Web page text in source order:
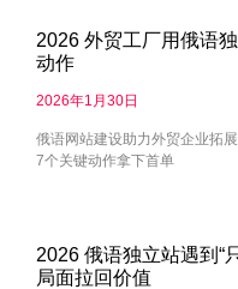
2026 外贸工厂用俄语
动作
2026年1月30日
俄语网站建设助力外贸企业拓
7个关键动作拿下首单
2026 俄语独立站遇到“
局面拉回价值